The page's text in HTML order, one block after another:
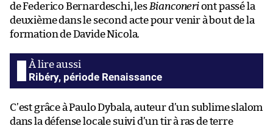
de Federico Bernardeschi, les Bianconeriont passé la
deuxième dans le second acte pour venir à bout de la
formation de Davide Nicola.
Ribéry, période Renaissance
C’est grâce à Paulo Dybala, auteur d’un sublime slalom
dans la défense locale suivi d’un tir à ras de terre